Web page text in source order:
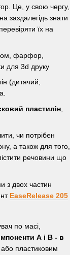
Це, у свою чергу,
заздалегідь знати
їх на
фарфор,
для 3d друку
(дитячий,
пластилін
чи потрібен
а також для того,
речовини що
з двох частин
EaseRelease 205
по масі,
А і В - в
пластиковим